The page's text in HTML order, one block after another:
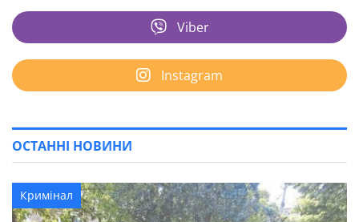
Viber
Instagram
ОСТАННІ НОВИНИ
Кримінал